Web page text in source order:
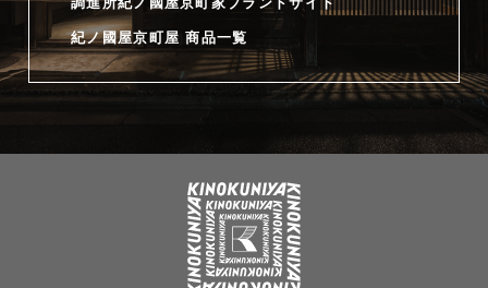
紀ノ國屋京町屋 商品一覧